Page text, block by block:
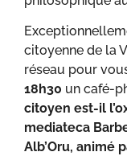
citoyenne de la
réseau pour
18h30 un café-
citoyen est-il
mediateca
Alb’Oru, animé